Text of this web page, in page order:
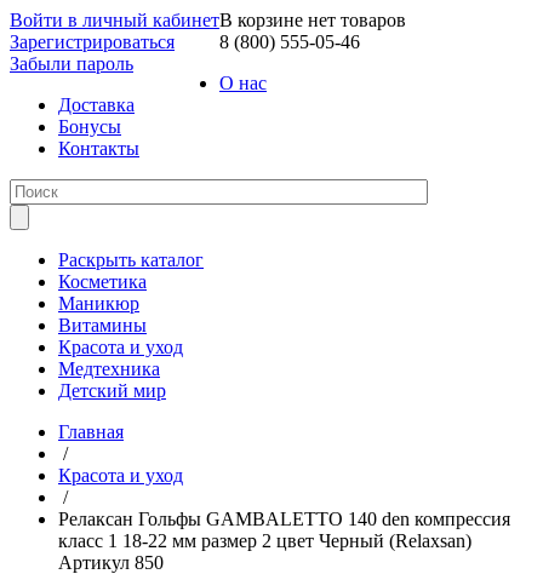
Войти в личный кабинет
Зарегистрироваться
Забыли пароль
В корзине нет товаров
8 (800) 555-05-46
О нас
Доставка
Бонусы
Контакты
Раскрыть каталог
Косметика
Маникюр
Витамины
Красота и уход
Медтехника
Детский мир
Главная
/
Красота и уход
/
Релаксан Гольфы GAMBALETTO 140 den компрессия
класс 1 18-22 мм размер 2 цвет Черный (Relaxsan)
Артикул 850